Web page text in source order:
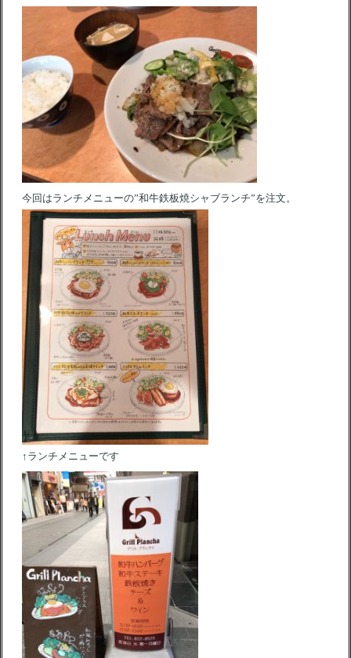
今回はランチメニューの”和牛鉄板焼シャブランチ”を注文。
↑ランチメニューです